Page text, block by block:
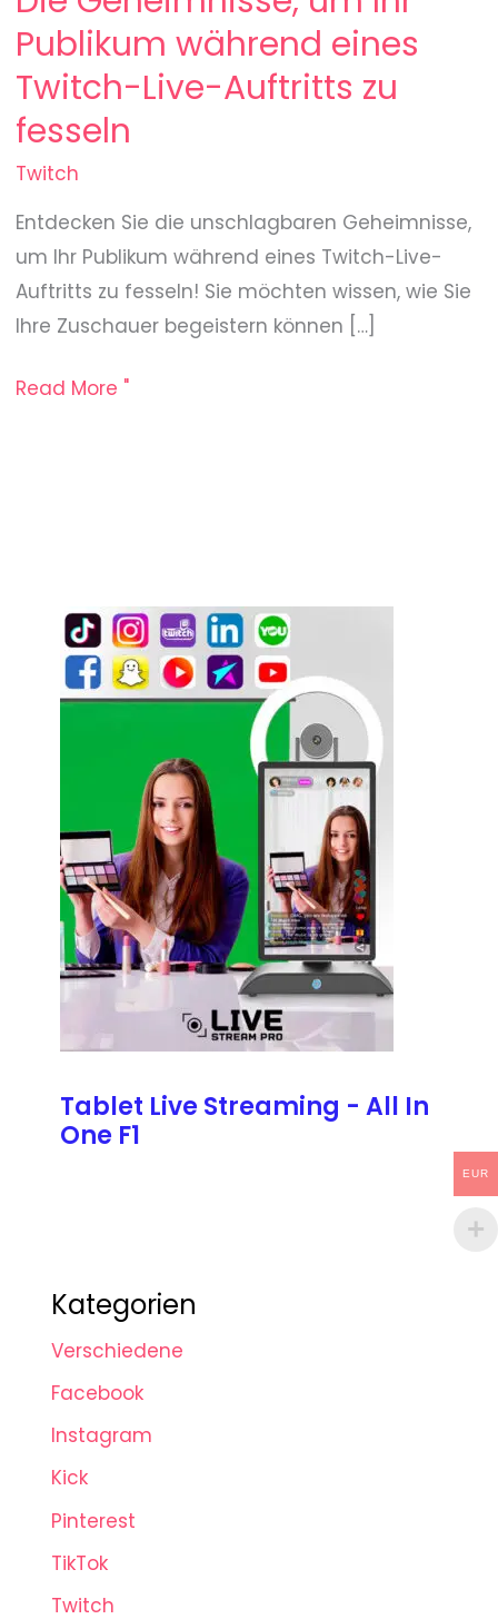
Publikum während eines
Twitch-Live-Auftritts zu
fesseln
Twitch
Entdecken Sie die unschlagbaren Geheimnisse,
um Ihr Publikum während eines Twitch-Live-
Auftritts zu fesseln! Sie möchten wissen, wie Sie
Ihre Zuschauer begeistern können […]
Read More "
Tablet Live Streaming - All In
One F1
Kategorien
Verschiedene
Facebook
Instagram
Kick
Pinterest
TikTok
Twitch
EUR